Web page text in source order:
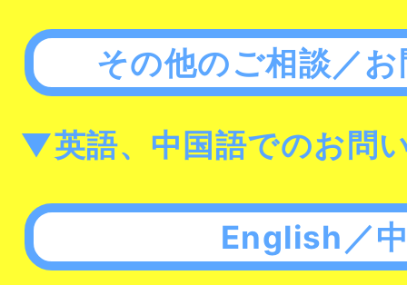
その他のご相談／
▼英語、中国語でのお問
English／